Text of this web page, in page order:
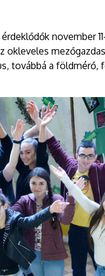
november
okleveles
továbbá a